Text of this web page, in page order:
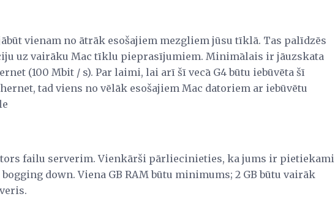
vienam no ātrāk esošajiem mezgliem jūsu tīklā. Tas palīdzēs
uz vairāku Mac tīklu pieprasījumiem. Minimālais ir jāuzskata
(100 Mbit / s). Par laimi, lai arī šī vecā G4 būtu iebūvēta šī
tad viens no vēlāk esošajiem Mac datoriem ar iebūvētu
failu serverim. Vienkārši pārliecinieties, ka jums ir pietiekami
down. Viena GB RAM būtu minimums; 2 GB būtu vairāk